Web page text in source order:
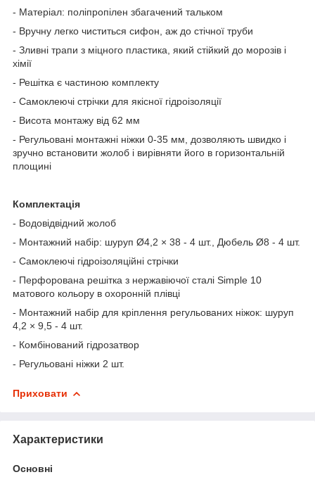
- Матеріал: поліпропілен збагачений тальком
- Вручну легко чиститься сифон, аж до стічної труби
- Зливні трапи з міцного пластика, який стійкий до морозів і
хімії
- Решітка є частиною комплекту
- Самоклеючі стрічки для якісної гідроізоляції
- Висота монтажу від 62 мм
- Регульовані монтажні ніжки 0-35 мм, дозволяють швидко і
зручно встановити жолоб і вирівняти його в горизонтальній
площині
Комплектація
- Водовідвідний жолоб
- Монтажний набір: шуруп Ø4,2 × 38 - 4 шт., Дюбель Ø8 - 4 шт.
- Самоклеючі гідроізоляційні стрічки
- Перфорована решітка з нержавіючої сталі Simple 10
матового кольору в охоронній плівці
- Монтажний набір для кріплення регульованих ніжок: шуруп
4,2 × 9,5 - 4 шт.
- Комбінований гідрозатвор
- Регульовані ніжки 2 шт.
Приховати
Характеристики
Основні